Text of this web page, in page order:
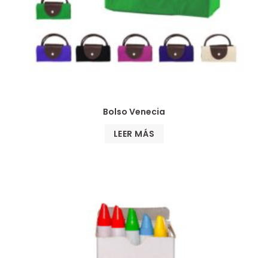
Bolso Venecia
LEER MÁS